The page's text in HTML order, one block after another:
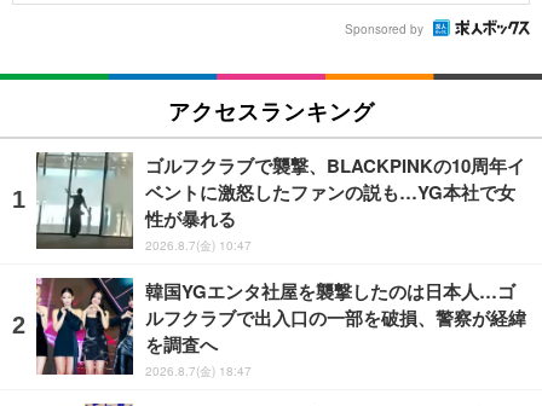
Sponsored by
アクセスランキング
ゴルフクラブで襲撃、BLACKPINKの10周年イ
ベントに激怒したファンの説も…YG本社で女
性が暴れる
2026.8.7(金) 10:47
韓国YGエンタ社屋を襲撃したのは日本人…ゴ
ルフクラブで出入口の一部を破損、警察が経緯
を調査へ
2026.8.7(金) 18:47